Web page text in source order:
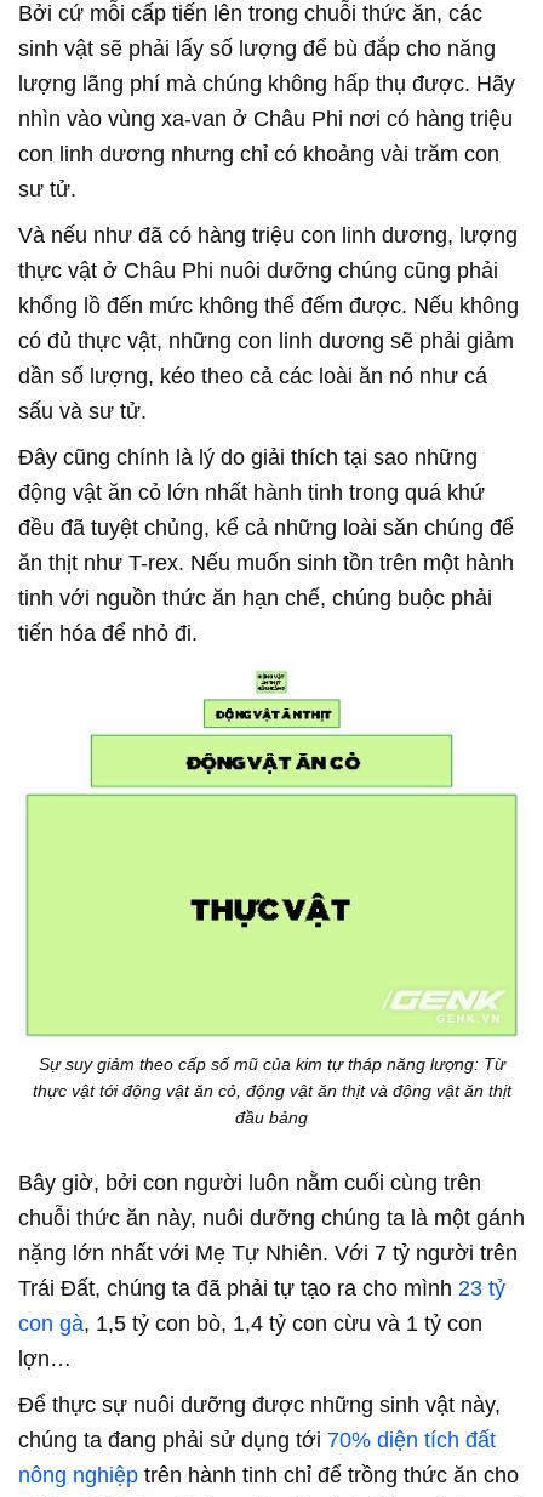
Bởi cứ mỗi cấp tiến lên trong chuỗi thức ăn, các
sinh vật sẽ phải lấy số lượng để bù đắp cho năng
lượng lãng phí mà chúng không hấp thụ được. Hãy
nhìn vào vùng xa-van ở Châu Phi nơi có hàng triệu
con linh dương nhưng chỉ có khoảng vài trăm con
sư tử.
Và nếu như đã có hàng triệu con linh dương, lượng
thực vật ở Châu Phi nuôi dưỡng chúng cũng phải
khổng lồ đến mức không thể đếm được. Nếu không
có đủ thực vật, những con linh dương sẽ phải giảm
dần số lượng, kéo theo cả các loài ăn nó như cá
sấu và sư tử.
Đây cũng chính là lý do giải thích tại sao những
động vật ăn cỏ lớn nhất hành tinh trong quá khứ
đều đã tuyệt chủng, kể cả những loài săn chúng để
ăn thịt như T-rex. Nếu muốn sinh tồn trên một hành
tinh với nguồn thức ăn hạn chế, chúng buộc phải
tiến hóa để nhỏ đi.
Sự suy giảm theo cấp số mũ của kim tự tháp năng lượng: Từ
thực vật tới động vật ăn cỏ, động vật ăn thịt và động vật ăn thịt
đầu bảng
Bây giờ, bởi con người luôn nằm cuối cùng trên
chuỗi thức ăn này, nuôi dưỡng chúng ta là một gánh
nặng lớn nhất với Mẹ Tự Nhiên. Với 7 tỷ người trên
Trái Đất, chúng ta đã phải tự tạo ra cho mình 23 tỷ
con gà, 1,5 tỷ con bò, 1,4 tỷ con cừu và 1 tỷ con
lợn…
Để thực sự nuôi dưỡng được những sinh vật này,
chúng ta đang phải sử dụng tới 70% diện tích đất
nông nghiệp trên hành tinh chỉ để trồng thức ăn cho